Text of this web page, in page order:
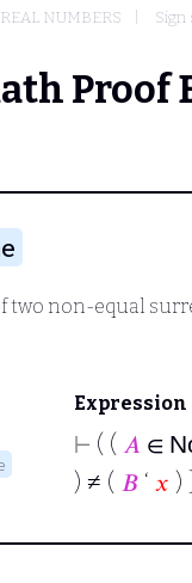
NUMBERS Sign
Proof
two non-equal
Expression
⊢ ( ( 𝐴 ∈
) ≠ ( 𝐵 ‘ 𝑥 )